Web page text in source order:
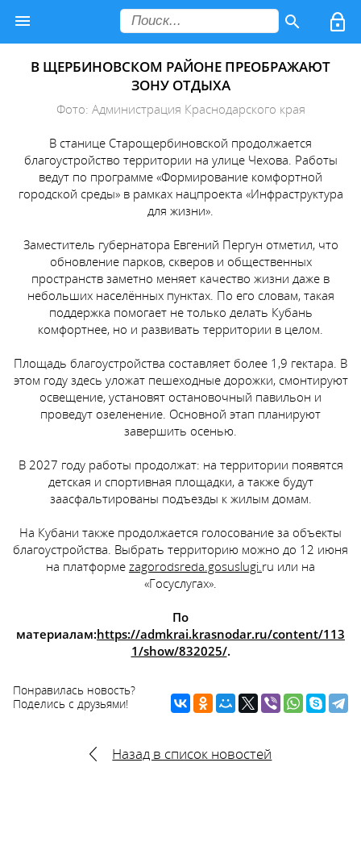
В ЩЕРБИНОВСКОМ РАЙОНЕ ПРЕОБРАЖАЮТ
ЗОНУ ОТДЫХА
Фото: Администрация Краснодарского края
В станице Старощербиновской продолжается
благоустройство территории на улице Чехова. Работы
ведут по программе «Формирование комфортной
городской среды» в рамках нацпроекта «Инфраструктура
для жизни».
Заместитель губернатора Евгений Пергун отметил, что
обновление парков, скверов и общественных
пространств заметно меняет качество жизни даже в
небольших населённых пунктах. По его словам, такая
поддержка помогает не только делать Кубань
комфортнее, но и развивать территории в целом.
Площадь благоустройства составляет более 1,9 гектара. В
этом году здесь уложат пешеходные дорожки, смонтируют
освещение, установят остановочный павильон и
проведут озеленение. Основной этап планируют
завершить осенью.
В 2027 году работы продолжат: на территории появятся
детская и спортивная площадки, а также будут
заасфальтированы подъезды к жилым домам.
На Кубани также продолжается голосование за объекты
благоустройства. Выбрать территорию можно до 12 июня
на платформе zagorodsreda.gosuslugi. ru или на
«Госуслугах».
По
материалам:https://admkrai.krasnodar.ru/content/113
1/show/832025/.
Понравилась новость?
Поделись с друзьями!
Назад в список новостей